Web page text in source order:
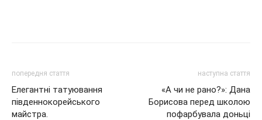
попередня стаття
Елегантні татуювання
південнокорейського
майстра.
наступна стаття
«А чи не рано?»: Дана
Борисова перед школою
пофарбувала доньці